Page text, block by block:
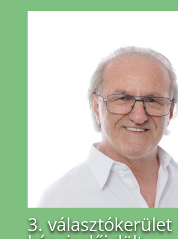
3. választókerület